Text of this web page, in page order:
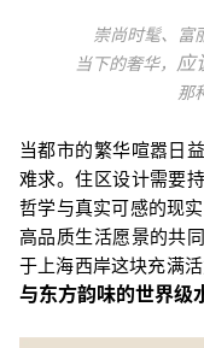
崇尚时髦、富
当下的奢华， 应
那
当都市的繁华喧嚣日
难求。住区设计需要
哲学与真实可感的现
高品质生活愿景的共
于上海西岸这块充满
与东方韵味的世界级